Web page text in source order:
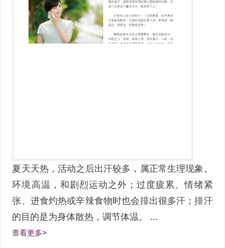
夏天天热，活动之后出汗较多，属正常生理现象。
环境高温，和剧烈运动之外；过度疲累、情绪紧
张、进食灼热或辛辣食物时也会排出很多汗；排汗
的目的是为身体散热，调节体温。 ...
查看更多>